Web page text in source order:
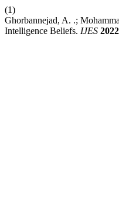
(1)
Ghorbannejad, A. .;
Intelligence Beliefs. IJES 2022